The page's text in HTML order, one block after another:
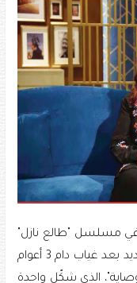
في مسلسل "طالع نازل"
الذي تعود به إلى الدراما التلفزيونية من جديد بعد غياب دام 3 أعوام
الذي شكّل واحدة